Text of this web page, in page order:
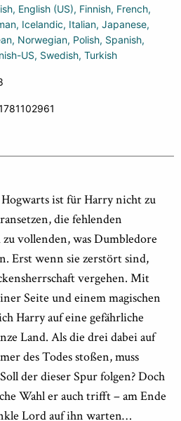
English (US) Finnish French
Icelandic Italian Japanese
Norwegian Polish Spanish
US Swedish Turkish
ist für Harry nicht zu
die fehlenden
vollenden, was Dumbledore
Erst wenn sie zerstört sind,
vergehen. Mit
Seite und einem magischen
Harry auf eine gefährliche
Land. Als die drei dabei auf
des Todes stoßen, muss
der dieser Spur folgen? Doch
Wahl er auch trifft – am Ende
Lord auf ihn warten…